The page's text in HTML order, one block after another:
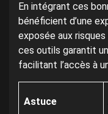
En intégrant ces
bénéficient d’une
exposée aux
ces outils garantit
facilitant l’accès à
Astuce